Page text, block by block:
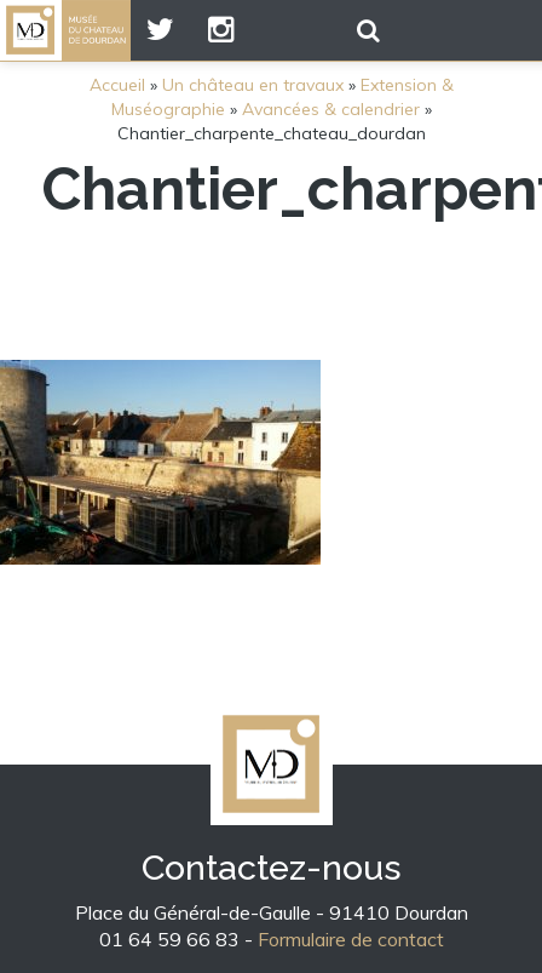
Accueil » Un château en travaux» Extension &
Muséographie » Avancées & calendrier»
Chantier_charpente_chateau_dourdan
Contactez-nous
Place du Général-de-Gaulle - 91410 Dourdan
01 64 59 66 83 - Formulaire de contact